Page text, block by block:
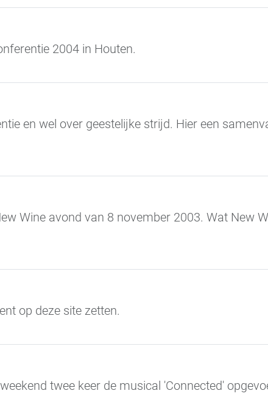
2004 in Houten.
en wel over geestelijke strijd. Hier een
Wine avond van 8 november 2003. Wat New
op deze site zetten.
twee keer de musical 'Connected'